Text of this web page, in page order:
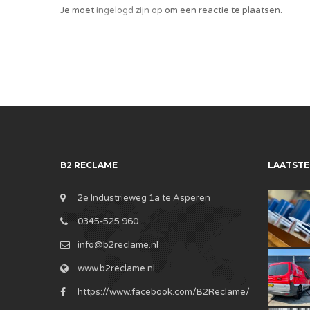
Je moetingelogd zijn op om een reactie te plaatsen.
B2 RECLAME
2e Industrieweg 1a te Asperen
0345-525 960
info@b2reclame.nl
www.b2reclame.nl
https://www.facebook.com/B2Reclame/